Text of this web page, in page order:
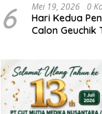
6 Mei 19, 2026 0
Hari Kedua
Calon Geuchik